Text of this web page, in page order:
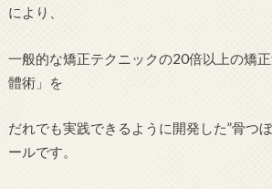
により、
一般的な矯正テクニックの20倍以上の矯
體術」を
だれでも実践できるように開発した”骨つ
ールです。